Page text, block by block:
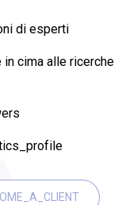
di esperti
in cima alle ricerche